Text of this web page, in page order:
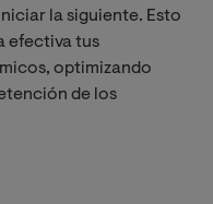
la siguiente. Esto
efectiva tus
optimizando
de los